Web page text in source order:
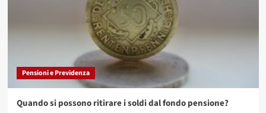
Pensioni e Previdenza
Quando si possono ritirare i soldi dal fondo pensione?